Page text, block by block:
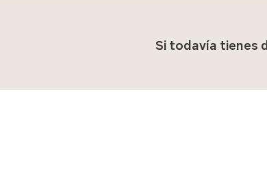
Si todavía tienes